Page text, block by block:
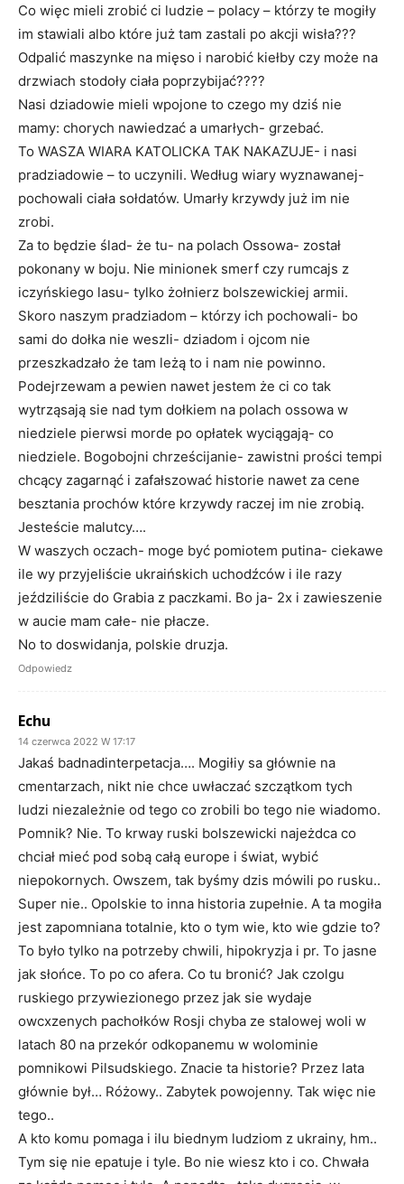
Co więc mieli zrobić ci ludzie – polacy – którzy te mogiły
im stawiali albo które już tam zastali po akcji wisła???
Odpalić maszynke na mięso i narobić kiełby czy może na
drzwiach stodoły ciała poprzybijać????
Nasi dziadowie mieli wpojone to czego my dziś nie
mamy: chorych nawiedzać a umarłych- grzebać.
To WASZA WIARA KATOLICKA TAK NAKAZUJE- i nasi
pradziadowie – to uczynili. Według wiary wyznawanej-
pochowali ciała sołdatów. Umarły krzywdy już im nie
zrobi.
Za to będzie ślad- że tu- na polach Ossowa- został
pokonany w boju. Nie minionek smerf czy rumcajs z
iczyńskiego lasu- tylko żołnierz bolszewickiej armii.
Skoro naszym pradziadom – którzy ich pochowali- bo
sami do dołka nie weszli- dziadom i ojcom nie
przeszkadzało że tam leżą to i nam nie powinno.
Podejrzewam a pewien nawet jestem że ci co tak
wytrząsają sie nad tym dołkiem na polach ossowa w
niedziele pierwsi morde po opłatek wyciągają- co
niedziele. Bogobojni chrześcijanie- zawistni prości tempi
chcący zagarnąć i zafałszować historie nawet za cene
besztania prochów które krzywdy raczej im nie zrobią.
Jesteście malutcy….
W waszych oczach- moge być pomiotem putina- ciekawe
ile wy przyjeliście ukraińskich uchodźców i ile razy
jeździliście do Grabia z paczkami. Bo ja- 2x i zawieszenie
w aucie mam całe- nie płacze.
No to doswidanja, polskie druzja.
Odpowiedz
Echu
14 czerwca 2022 W 17:17
Jakaś badnadinterpetacja…. Mogiłiy sa głównie na
cmentarzach, nikt nie chce uwłaczać szczątkom tych
ludzi niezależnie od tego co zrobili bo tego nie wiadomo.
Pomnik? Nie. To krway ruski bolszewicki najeżdca co
chciał mieć pod sobą całą europe i świat, wybić
niepokornych. Owszem, tak byśmy dzis mówili po rusku..
Super nie.. Opolskie to inna historia zupełnie. A ta mogiła
jest zapomniana totalnie, kto o tym wie, kto wie gdzie to?
To było tylko na potrzeby chwili, hipokryzja i pr. To jasne
jak słońce. To po co afera. Co tu bronić? Jak czolgu
ruskiego przywiezionego przez jak sie wydaje
owcxzenych pachołków Rosji chyba ze stalowej woli w
latach 80 na przekór odkopanemu w wolominie
pomnikowi Pilsudskiego. Znacie ta historie? Przez lata
głównie był… Różowy.. Zabytek powojenny. Tak więc nie
tego..
A kto komu pomaga i ilu biednym ludziom z ukrainy, hm..
Tym się nie epatuje i tyle. Bo nie wiesz kto i co. Chwała